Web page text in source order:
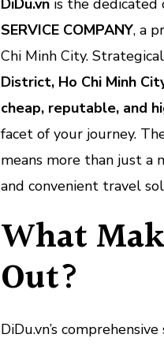
DiDu.vn is the
SERVICE COMPANY, a
Chi Minh City.
District, Ho Chi Minh
cheap, reputable, and
facet of your journey.
means more than just a
and convenient travel
What
Out?
DiDu.vn’s